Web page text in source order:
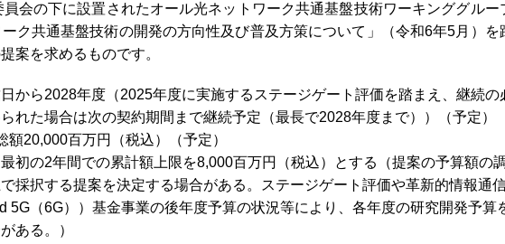
会の下に設置されたオール光ネットワーク共通基盤技術ワーキンググル
ク共通基盤技術の開発の方向性及び普及方策について」（令和6年5月）を
案を求めるものです。
から2028年度（2025年度に実施するステージゲート評価を踏まえ、継続の
れた場合は次の契約期間まで継続予定（最長で2028年度まで））（予定）
額20,000百万円（税込）（予定）
初の2年間での累計額上限を8,000百万円（税込）とする（提案の予算額の
採択する提案を決定する場合がある。ステージゲート評価や革新的情報通
5G（6G））基金事業の後年度予算の状況等により、各年度の研究開発予算
ある。）